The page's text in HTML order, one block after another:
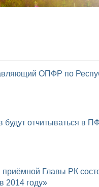
2014 году»